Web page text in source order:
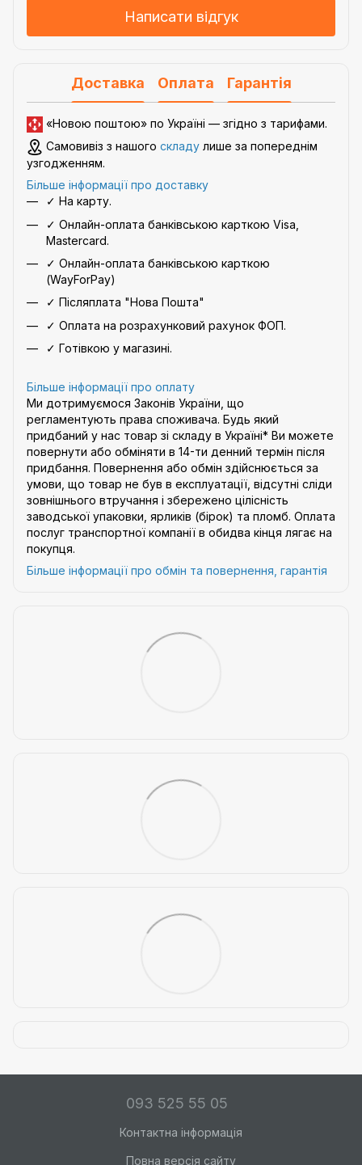
Написати відгук
Доставка Оплата Гарантія
«Новою поштою» по Україні — згідно з тарифами.
Самовивіз з нашого складу лише за попереднім
узгодженням.
Більше інформації про доставку
✓ На карту.
✓ Онлайн-оплата банківською карткою Visa,
Mastercard.
✓ Онлайн-оплата банківською карткою
(WayForPay)
✓ Післяплата "Нова Пошта"
✓ Оплата на розрахунковий рахунок ФОП.
✓ Готівкою у магазині.
Більше інформації про оплату
Ми дотримуємося Законів України, що
регламентують права споживача. Будь який
придбаний у нас товар зі складу в Україні* Ви можете
повернути або обміняти в 14-ти денний термін після
придбання. Повернення або обмін здійснюється за
умови, що товар не був в експлуатації, відсутні сліди
зовнішнього втручання і збережено цілісність
заводської упаковки, ярликів (бірок) та пломб. Оплата
послуг транспортної компанії в обидва кінця лягає на
покупця.
Більше інформації про обмін та повернення, гарантія
093 525 55 05
Контактна інформація
Повна версія сайту